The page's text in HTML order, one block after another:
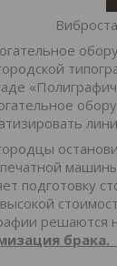
подготовку
решаются
брака.